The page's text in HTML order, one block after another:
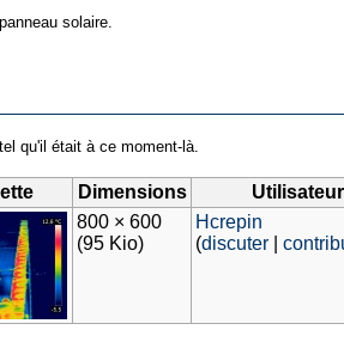
solaire.
qu'il était à ce moment-là.
Dimensions Utilisateur
800 × 600
(95 Kio)
Hcrepin
(discuter |